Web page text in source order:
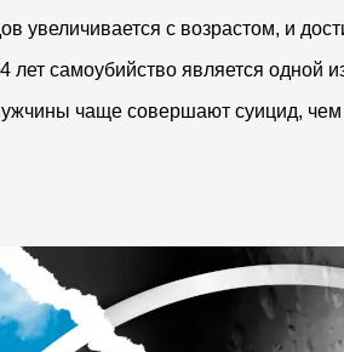
увеличивается с возрастом, и
лет самоубийство является
чаще совершают суицид,